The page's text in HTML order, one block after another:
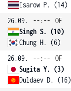
Isarow P. (14)
26.09.
--:--
OF
Singh S. (10)
Chung H. (6)
26.09.
--:--
OF
Sugita Y. (3)
Duldaev D. (16)